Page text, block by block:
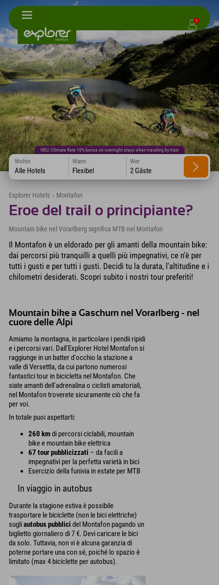
1
NEU: Climate Rate 10% bonus on overnight stays when traveling by train
Wohin
Alle Hotels
Wann
Flexibel
Wer
2 Gäste
Explorer Hotels › Montafon
Eroe del trail o principiante?
Mountain bike nel Vorarlberg significa MTB nel Montafon
Il Montafon è un eldorado per gli amanti della mountain bike:
dai percorsi più tranquilli a quelli più impegnativi, ce n'è per
tutti i gusti e per tutti i gusti. Decidi tu la durata, l'altitudine e i
chilometri desiderati. Scopri subito i nostri tour preferiti!
Mountain bike a Gaschurn nel Vorarlberg - nel
cuore delle Alpi
Amiamo la montagna, in particolare i pendii ripidi
e i percorsi vari. Dall'Explorer Hotel Montafon si
raggiunge in un batter d'occhio la stazione a
valle di Versettla, da cui partono numerosi
fantastici tour in bicicletta nel Montafon. Che
siate amanti dell'adrenalina o ciclisti amatoriali,
nel Montafon troverete sicuramente ciò che fa
per voi.
In totale puoi aspettarti:
260 kmdi percorsi ciclabili, mountain
bike e mountain bike elettrica
67 tour pubblicizzati – da facili a
impegnativi per la perfetta varietà in bici
Esercizio della funivia in estate per MTB
In viaggio in autobus
Durante la stagione estiva è possibile
trasportare le biciclette (non le bici elettriche)
sugliautobus pubblici del Montafon pagando un
biglietto giornaliero di 7 €. Devi caricare le bici
da solo. Tuttavia, non vi è alcuna garanzia di
poterne portare una con sé, poiché lo spazio è
limitato (max 4 biciclette per autobus).